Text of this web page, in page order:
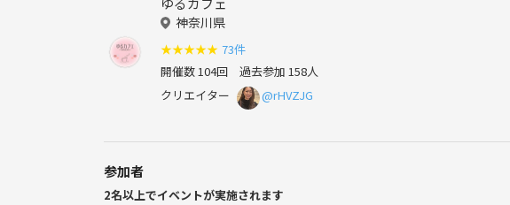
神奈川県
★★★★★ 73件
開催数 104回 過去参加 158人
クリエイター
@rHVZJG
参加者
2名以上でイベントが実施されます